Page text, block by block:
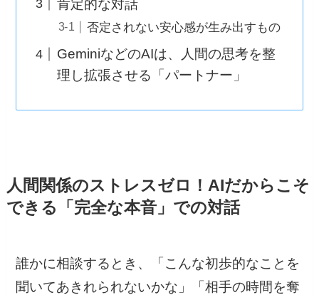
肯定的な対話
否定されない安心感が生み出すもの
GeminiなどのAIは、人間の思考を整
理し拡張させる「パートナー」
人間関係のストレスゼロ！AIだからこそ
できる「完全な本音」での対話
誰かに相談するとき、「こんな初歩的なことを
聞いてあきれられないかな」「相手の時間を奪